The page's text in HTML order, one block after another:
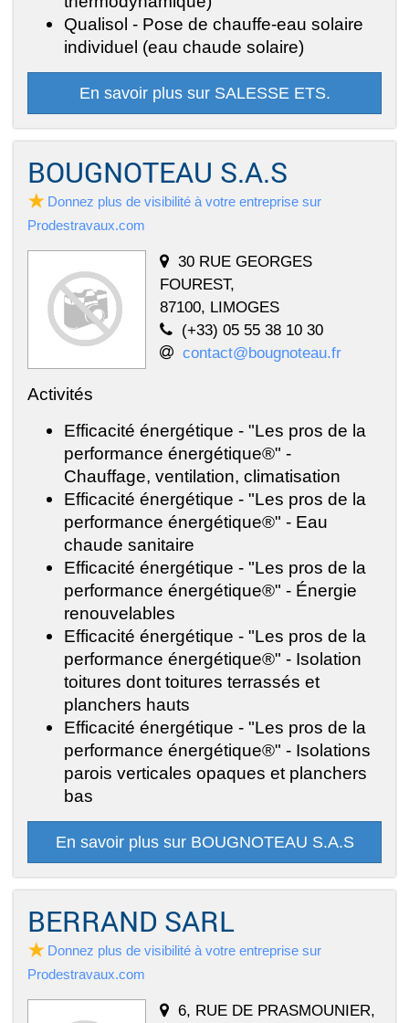
Qualisol - Pose de chauffe-eau solaire
individuel (eau chaude solaire)
En savoir plus sur SALESSE ETS.
BOUGNOTEAU S.A.S
Donnez plus de visibilité à votre entreprise sur
Prodestravaux.com
30 RUE GEORGES
FOUREST,
87100, LIMOGES
(+33) 05 55 38 10 30
contact@bougnoteau.fr
Activités
Efficacité énergétique - "Les pros de la
performance énergétique®" -
Chauffage, ventilation, climatisation
Efficacité énergétique - "Les pros de la
performance énergétique®" - Eau
chaude sanitaire
Efficacité énergétique - "Les pros de la
performance énergétique®" - Énergie
renouvelables
Efficacité énergétique - "Les pros de la
performance énergétique®" - Isolation
toitures dont toitures terrassés et
planchers hauts
Efficacité énergétique - "Les pros de la
performance énergétique®" - Isolations
parois verticales opaques et planchers
bas
En savoir plus sur BOUGNOTEAU S.A.S
BERRAND SARL
Donnez plus de visibilité à votre entreprise sur
Prodestravaux.com
6, RUE DE PRASMOUNIER,